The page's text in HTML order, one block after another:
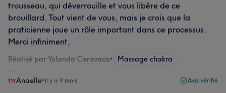
trousseau, qui déverrouille et vous libère de ce
brouillard. Tout vient de vous, mais je crois que la
praticienne joue un rôle important dans ce processus.
Merci infiniment,
Réalisé par Yolanda Caravaca• Massage chakra
Anaelle•il y a 9 mois Avis vérifié